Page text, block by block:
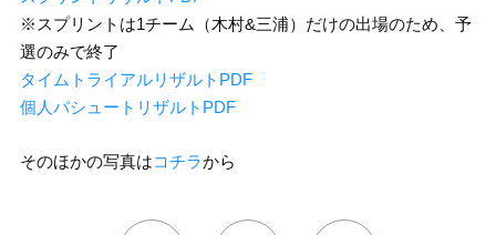
※スプリントは1チーム（木村&三浦）だけの出場のため、予
選のみで終了
タイムトライアルリザルトPDF
個人パシュートリザルトPDF
そのほかの写真はコチラから